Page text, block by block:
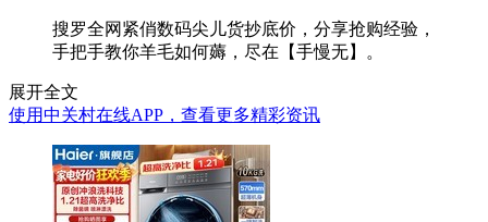
搜罗全网紧俏数码尖儿货抄底价，分享抢购经验，
手把手教你羊毛如何薅，尽在【手慢无】。
展开全文
使用中关村在线APP，查看更多精彩资讯